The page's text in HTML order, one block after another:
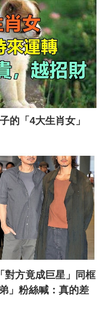
的「4大生肖女」
對方竟成巨星」同框
」粉絲喊：真的差